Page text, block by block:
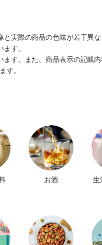
実際の商品の色味が若干異な
す。
す。また、商品表示の記載
す。
お酒
生